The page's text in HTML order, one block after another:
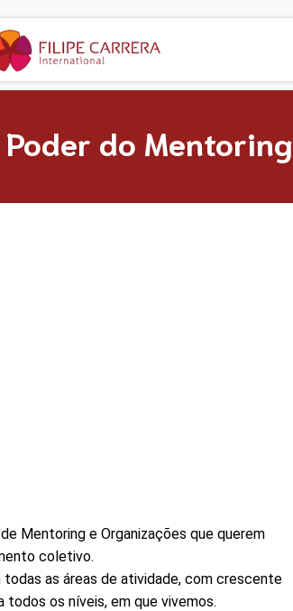
Poder do Mentoring
Mentoring e Organizações que querem
coletivo.
todas as áreas de atividade, com crescente
os níveis, em que vivemos.